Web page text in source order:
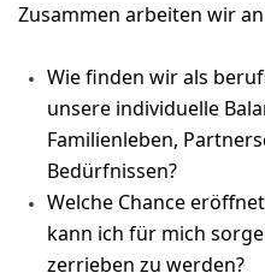
Zusammen arbeiten wir
Wie finden wir als
unsere individuelle
Familienleben,
Bedürfnissen?
Welche Chance
kann ich für mich
zerrieben zu werden?